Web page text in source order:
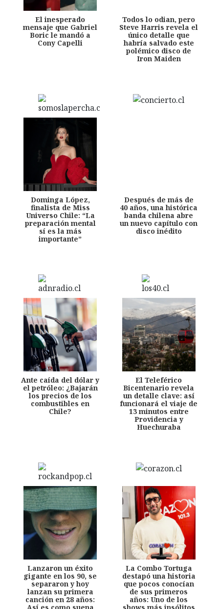
El inesperado
mensaje que Gabriel
Boric le mandó a
Cony Capelli
Todos lo odian, pero
Steve Harris revela el
único detalle que
habría salvado este
polémico disco de
Iron Maiden
Dominga López,
finalista de Miss
Universo Chile: “La
preparación mental
sí es la más
importante”
Después de más de
40 años, una histórica
banda chilena abre
un nuevo capítulo con
disco inédito
Ante caída del dólar y
el petróleo: ¿Bajarán
los precios de los
combustibles en
Chile?
El Teleférico
Bicentenario revela
un detalle clave: así
funcionará el viaje de
13 minutos entre
Providencia y
Huechuraba
Lanzaron un éxito
gigante en los 90, se
separaron y hoy
lanzan su primera
canción en 28 años:
La Combo Tortuga
destapó una historia
que pocos conocían
de sus primeros
años: Uno de los